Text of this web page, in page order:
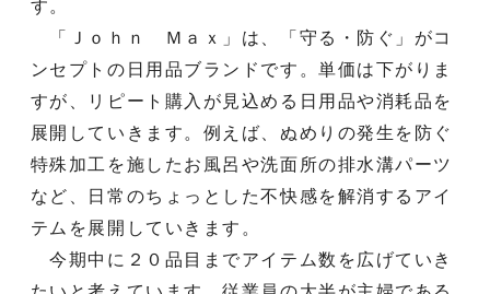
す。
「Ｊｏｈｎ Ｍａｘ」は、「守る・防ぐ」がコ
ンセプトの日用品ブランドです。単価は下がりま
すが、リピート購入が見込める日用品や消耗品を
展開していきます。例えば、ぬめりの発生を防ぐ
特殊加工を施したお風呂や洗面所の排水溝パーツ
など、日常のちょっとした不快感を解消するアイ
テムを展開していきます。
今期中に２０品目までアイテム数を広げていき